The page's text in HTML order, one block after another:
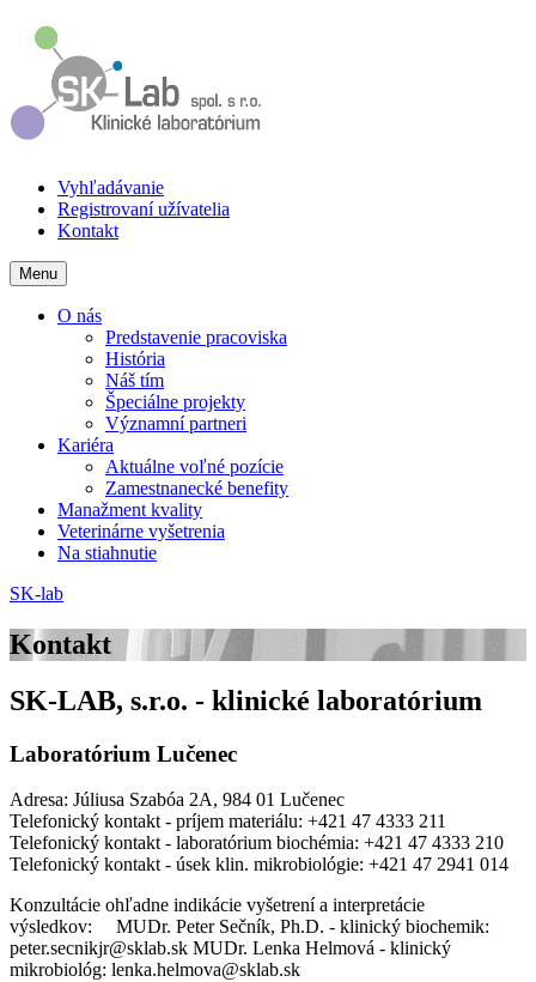
Vyhľadávanie
Registrovaní užívatelia
Kontakt
Menu
O nás
Predstavenie pracoviska
História
Náš tím
Špeciálne projekty
Významní partneri
Kariéra
Aktuálne voľné pozície
Zamestnanecké benefity
Manažment kvality
Veterinárne vyšetrenia
Na stiahnutie
SK-lab
Kontakt
SK-LAB, s.r.o. - klinické laboratórium
Laboratórium Lučenec
Adresa: Júliusa Szabóa 2A, 984 01 Lučenec
Telefonický kontakt - príjem materiálu: +421 47 4333 211
Telefonický kontakt - laboratórium biochémia: +421 47 4333 210
Telefonický kontakt - úsek klin. mikrobiológie: +421 47 2941 014
Konzultácie ohľadne indikácie vyšetrení a interpretácie
výsledkov: MUDr. Peter Sečník, Ph.D. - klinický biochemik:
peter.secnikjr@sklab.sk MUDr. Lenka Helmová - klinický
mikrobiológ: lenka.helmova@sklab.sk